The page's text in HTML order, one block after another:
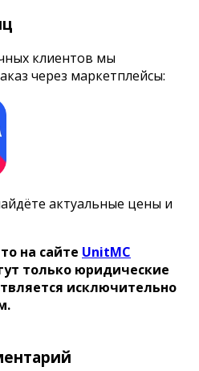
клиентов мы
через маркетплейсы:
актуальные цены и
на сайте UnitMC
только юридические
исключительно